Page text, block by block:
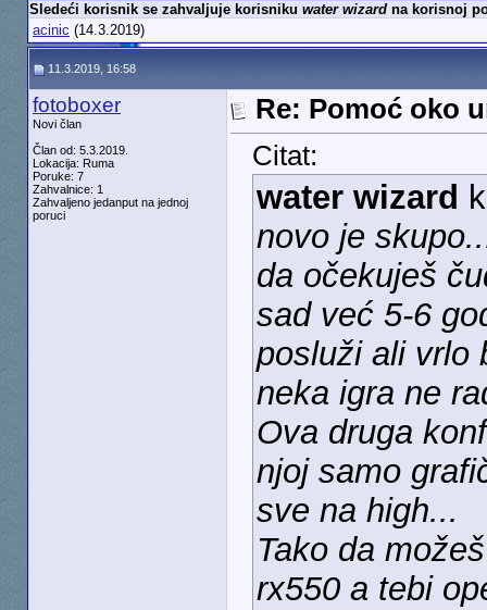
Sledeći korisnik se zahvaljuje korisniku water wizardna korisnoj
acinic (14.3.2019)
11.3.2019, 16:58
fotoboxer
Novi član
Član od: 5.3.2019.
Lokacija: Ruma
Poruke: 7
Zahvalnice: 1
Zahvaljeno jedanput na jednoj
poruci
Re: Pomoć oko
Citat:
water wizard
novo je
da očekuješ
sad već 5-6
posluži ali vrlo
neka igra ne
Ova druga
njoj samo
sve na high...
Tako da
rx550 a tebi